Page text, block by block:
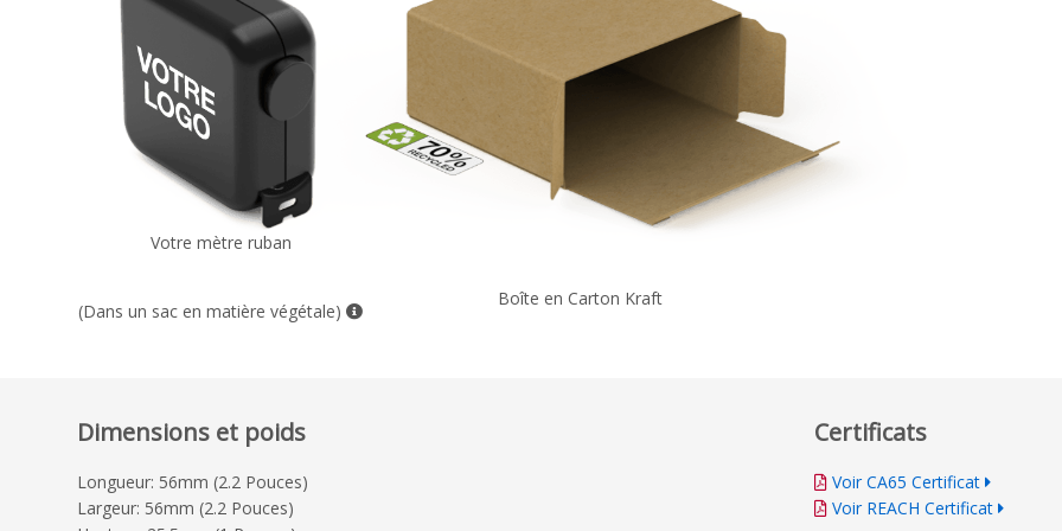
Votre mètre ruban
(Dans un sac en matière végétale)
Boîte en Carton Kraft
Dimensions et poids
Longueur: 56mm (2.2 Pouces)
Largeur: 56mm (2.2 Pouces)
Certificats
Voir CA65 Certificat
Voir REACH Certificat